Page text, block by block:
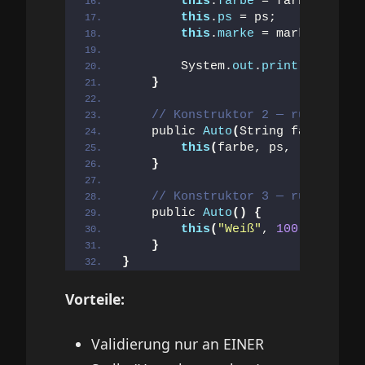
this . ps = ps;
this .marke = marke;
        System.
out . println
}
// Konstruktor 2 — ruft
    public
Auto(String farbe, int
this( farbe, ps,
}
// Konstruktor 3 — ruft
    public
Auto()
{
this( "Weiß" , 100
}
}
Vorteile:
Validierung nur an EINER